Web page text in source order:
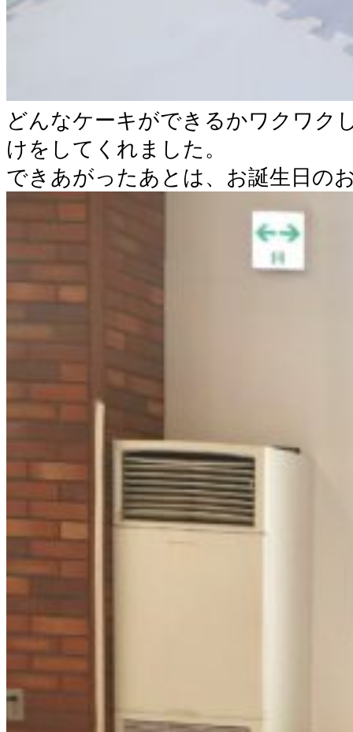
どんなケーキができるかワクワク
けをしてくれました。
できあがったあとは、お誕生日の